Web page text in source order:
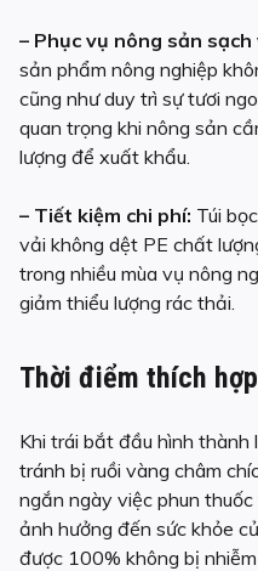
– Phục vụ nông sản
sản phẩm nông nghiệp
cũng như duy trì sự tươi
quan trọng khi nông sản
lượng để xuất khẩu.
– Tiết kiệm chi phí: Túi
vải không dệt PE chất
trong nhiều mùa vụ nông
giảm thiểu lượng rác thải.
Thời điểm thích
Khi trái bắt đầu hình thành
tránh bị ruồi vàng châm
ngắn ngày việc phun
ảnh hưởng đến sức khỏe
được 100% không bị